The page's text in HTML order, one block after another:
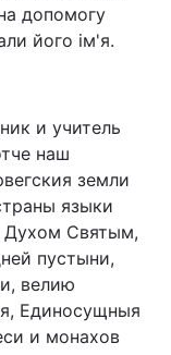
допомогу
його ім'я.
и учитель
наш
земли
языки
Духом Святым,
пустыни,
велию
Единосущныя
и монахов